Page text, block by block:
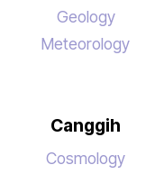
Geology
Meteorology
Canggih
Cosmology